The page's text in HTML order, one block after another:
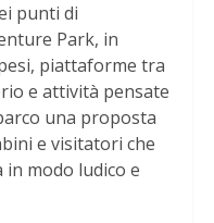
punti di
Park, in
piattaforme tra
e attività pensate
una proposta
e visitatori che
modo ludico e